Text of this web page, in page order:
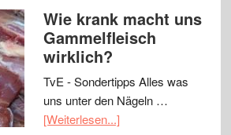
Wie krank macht uns
Gammelfleisch
wirklich?
TvE - Sondertipps Alles was
uns unter den Nägeln …
[Weiterlesen...]